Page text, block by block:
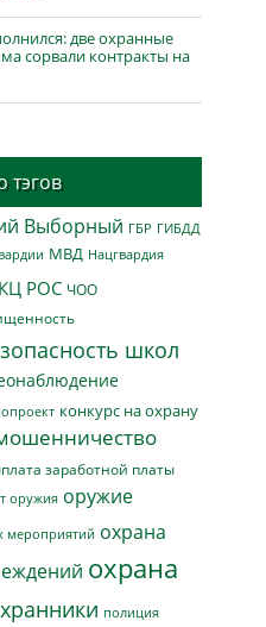
две охранные
сорвали контракты на
тэгов
Выборный ГБР ГИБДД
МВД Нацгвардия
РОС ЧОО
школ
конкурс на охрану
заработной платы
оружия оружие
мероприятий охрана
охрана
полиция